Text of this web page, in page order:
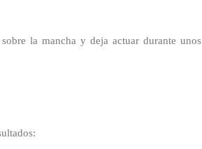
la mancha y deja actuar durante unos